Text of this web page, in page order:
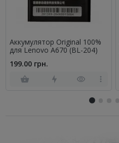
Аккумулятор Original 100%
для Lenovo A670 (BL-204)
199.00 грн.